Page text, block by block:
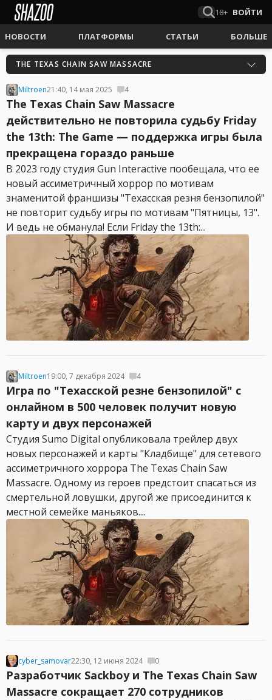
18+ ВОЙТИ
НОВОСТИ ПЛАТФОРМЫ СТАТЬИ БОЛЬШЕ
THE TEXAS CHAIN SAW MASSACRE
Miltroen21:40, 14 мая 2025 4
The Texas Chain Saw Massacre
действительно не повторила судьбу Friday
the 13th: The Game — поддержка игры была
прекращена гораздо раньше
В 2023 году студия Gun Interactive пообещала, что ее
новый ассиметричный хоррор по мотивам
знаменитой франшизы "Техасская резня бензопилой"
не повторит судьбу игры по мотивам "Пятницы, 13".
И ведь не обманула! Если Friday the 13th:...
Miltroen19:00, 7 декабря 2024 4
Игра по "Техасской резне бензопилой" с
онлайном в 500 человек получит новую
карту и двух персонажей
Студия Sumo Digital опубликовала трейлер двух
новых персонажей и карты "Кладбище" для сетевого
ассиметричного хоррора The Texas Chain Saw
Massacre. Одному из героев предстоит спасаться из
смертельной ловушки, другой же присоединится к
местной семейке маньяков....
cyber_samovar22:30, 12 июня 2024 0
Разработчик Sackboy и The Texas Chain Saw
Massacre сокращает 270 сотрудников